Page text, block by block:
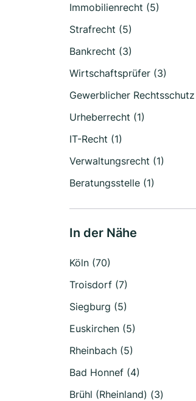
Immobilienrecht (5)
Strafrecht (5)
Bankrecht (3)
Wirtschaftsprüfer (3)
Gewerblicher
Urheberrecht (1)
IT-Recht (1)
Verwaltungsrecht (1)
Beratungsstelle (1)
In der Nähe
Köln (70)
Troisdorf (7)
Siegburg (5)
Euskirchen (5)
Rheinbach (5)
Bad Honnef (4)
Brühl (Rheinland) (3)